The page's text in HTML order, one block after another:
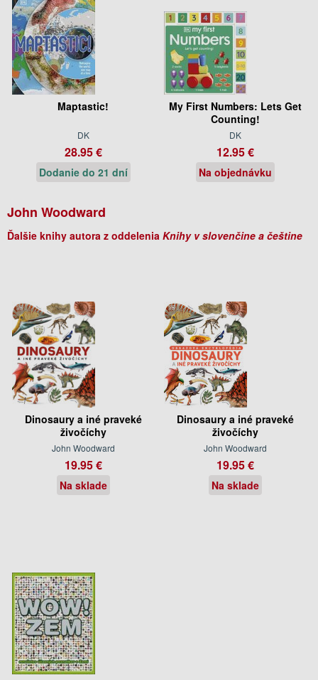
Maptastic!
DK
28.95 €
Dodanie do 21 dní
My First Numbers: Lets Get
Counting!
DK
12.95 €
Na objednávku
John Woodward
Ďalšie knihy autora z oddelenia Knihy v slovenčine a češtine
Dinosaury a iné praveké
živočíchy
John Woodward
19.95 €
Na sklade
Dinosaury a iné praveké
živočíchy
John Woodward
19.95 €
Na sklade